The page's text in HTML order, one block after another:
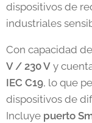
dispositivos de
industriales
Con capacidad de
V / 230 V y
IEC C19, lo que
dispositivos de
Incluye puerto